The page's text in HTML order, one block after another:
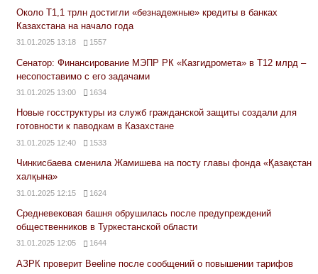
Около Т1,1 трлн достигли «безнадежные» кредиты в банках
Казахстана на начало года
31.01.2025 13:18 1557
Сенатор: Финансирование МЭПР РК «Казгидромета» в Т12 млрд –
несопоставимо с его задачами
31.01.2025 13:00 1634
Новые госструктуры из служб гражданской защиты создали для
готовности к паводкам в Казахстане
31.01.2025 12:40 1533
Чинкисбаева сменила Жамишева на посту главы фонда «Қазақстан
халқына»
31.01.2025 12:15 1624
Средневековая башня обрушилась после предупреждений
общественников в Туркестанской области
31.01.2025 12:05 1644
АЗРК проверит Beeline после сообщений о повышении тарифов